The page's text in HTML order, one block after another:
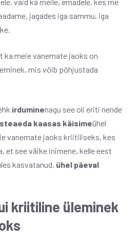
jagades iga sammu, iga
ka meie vanemate jaoks on
mis võib põhjustada
irduminenagu see oli eriti nende
kaasas käisimeühel
vanemate jaoks kriitiliseks, kes
et see väike inimene, kelle eest
kasvatanud, ühel päeval
kriitiline üleminek